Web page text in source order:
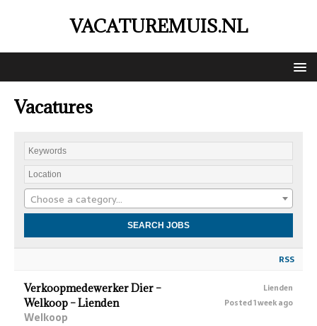
VACATUREMUIS.NL
Vacatures
Choose a category…
RSS
Verkoopmedewerker Dier –
Welkoop – Lienden
Welkoop
Lienden
Posted 1 week ago